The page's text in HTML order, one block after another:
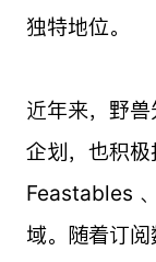
独特地位。
近年来，野
企划，也积
Feastables
域。随着订